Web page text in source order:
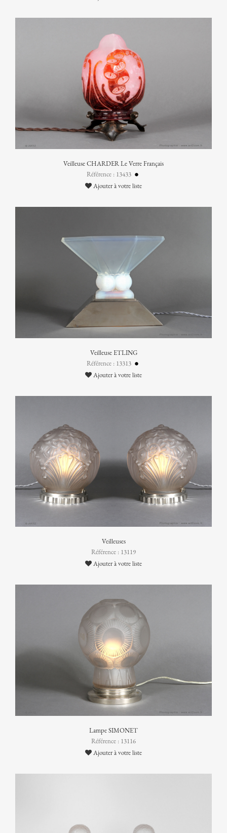
Veilleuse CHARDER Le Verre Français
Référence : 13433
Ajouter à votre liste
Veilleuse ETLING
Référence : 13313
Ajouter à votre liste
Veilleuses
Référence : 13119
Ajouter à votre liste
Lampe SIMONET
Référence : 13116
Ajouter à votre liste